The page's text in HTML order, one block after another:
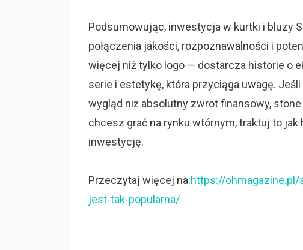
Podsumowując, inwestycja w kurtki i bluzy
połączenia jakości, rozpoznawalności i
więcej niż tylko logo — dostarcza historie o
serie i estetykę, która przyciąga uwagę.
wygląd niż absolutny zwrot finansowy,
chcesz grać na rynku wtórnym, traktuj to
inwestycję.
Przeczytaj więcej na:https://
jest-tak-popularna/